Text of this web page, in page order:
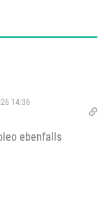
14:36
ebenfalls